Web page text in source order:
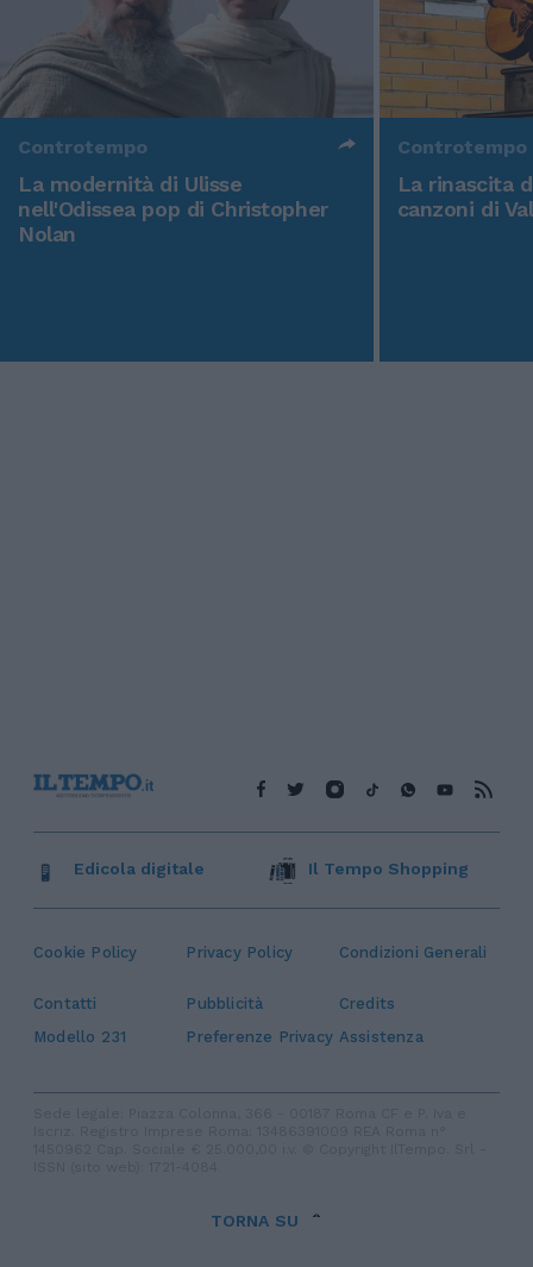
Controtempo
La modernità di Ulisse
nell'Odissea pop di Christopher
Nolan
Controtempo
La rinascita
canzoni di
Cookie Policy Privacy Policy Condizioni Generali
Contatti Pubblicità
Credits
Modello 231
Preferenze Privacy Assistenza
Edicola digitale Il Tempo Shopping
TORNA SU